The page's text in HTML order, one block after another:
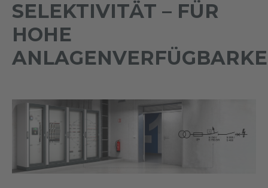
SELEKTIVITÄT – FÜR
HOHE